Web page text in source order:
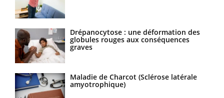
Drépanocytose : une déformation des
globules rouges aux conséquences
graves
Maladie de Charcot (Sclérose latérale
amyotrophique)